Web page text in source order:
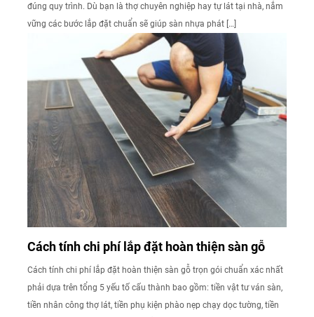
đúng quy trình. Dù bạn là thợ chuyên nghiệp hay tự lát tại nhà, nắm
vững các bước lắp đặt chuẩn sẽ giúp sàn nhựa phát […]
Cách tính chi phí lắp đặt hoàn thiện sàn gỗ
Cách tính chi phí lắp đặt hoàn thiện sàn gỗ trọn gói chuẩn xác nhất
phải dựa trên tổng 5 yếu tố cấu thành bao gồm: tiền vật tư ván sàn,
tiền nhân công thợ lát, tiền phụ kiện phào nẹp chạy dọc tường, tiền